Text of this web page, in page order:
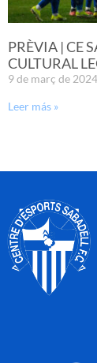
PRÈVIA | CE
CULTURAL
9 de març de 2024
Leer más »